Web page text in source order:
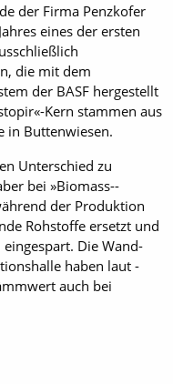
der Firma Penzkofer
eines der ersten
die mit dem
der BASF hergestellt
Kern stammen aus
in Buttenwiesen.
Unterschied zu
bei »Biomass-­
der Produktion
Rohstoffe ersetzt und
Die Wand-
haben laut
auch bei